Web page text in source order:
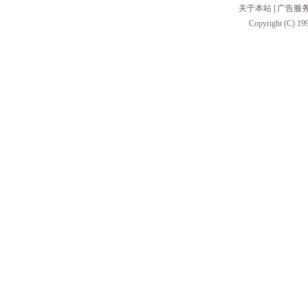
关于本站
广告服
Copyright (C)